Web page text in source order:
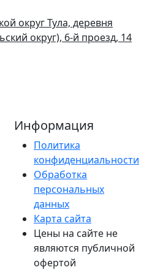
округ Тула, деревня
округ), 6-й проезд, 14
Информация
Политика
конфиденциальности
Обработка
персональных
данных
Карта сайта
Цены на сайте не
являются публичной
офертой